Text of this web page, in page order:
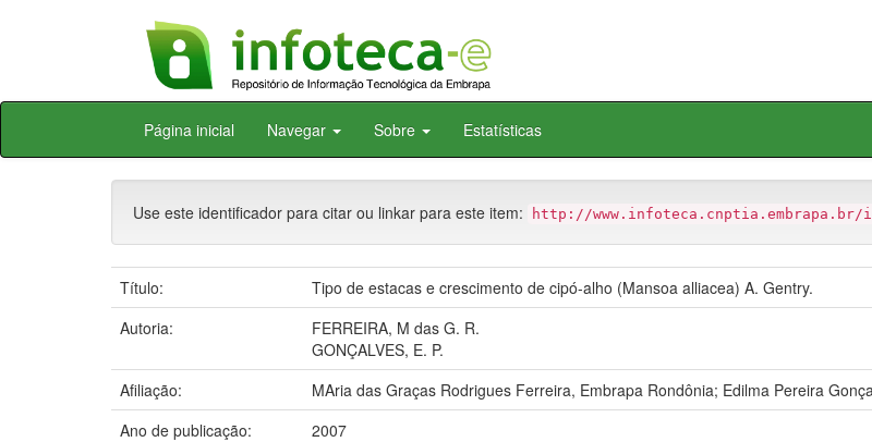
Skip
Página inicial Navegar Sobre Estatísticas
Use este identificador para citar ou linkar para este item: http://www.infoteca.cnptia.embrapa.br/
Título:
Tipo de estacas e crescimento de cipó-alho (Mansoa alliacea) A. Gentry.
Autoria:
FERREIRA, M das G. R.
GONÇALVES, E. P.
Afiliação:
MAria das Graças Rodrigues Ferreira, Embrapa Rondônia; Edilma Pereira
Ano de publicação:
2007